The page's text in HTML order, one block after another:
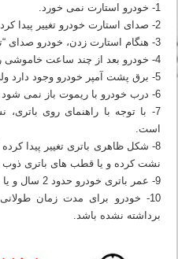
1- خودرو استارت نمی خورد.
2- صدای استارت خودرو تغییر پیدا کرده است.
3- هنگام استارت زدن، خودرو صدای “تق تق” و یا “یک تیک کوچک” می دهد.
4- خودرو بعد از چند ساعت خاموشی روشن نمی شود.
5- برق پشت آمپر خودرو وجود دارد ولی خودرو زوشن نمی شود.
6- درب خودرو با ریموت باز نمی شود و یا سیستم صوتی کار نمی کند.
7- با توجه با راهنمای روی باتری،
است.
8- شکل ظاهری باتری تغییر پیدا
نشت کرده و یا قطب های باتری
9- عمر باتری خودرو حدود 2 سال و یا بیشتر می باشد.
10- خودرو برای مدت زمان
برداشته نشده باشد.